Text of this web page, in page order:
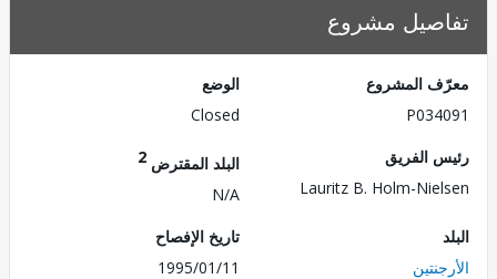
مشروع
المشروع
الفريق
Lauritz B. Holm-
البلد المقترض
تاريخ الإفصاح
1995/01/11